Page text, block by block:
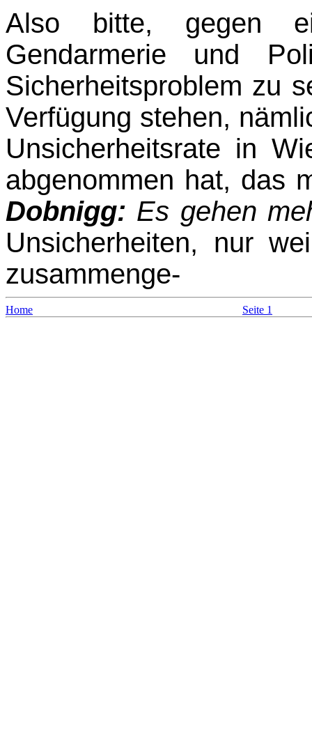
Also bitte, gegen
Gendarmerie und
Sicherheitsproblem zu
Verfügung stehen,
Unsicherheitsrate in
abge­nommen hat, das
Dobnigg: Es gehen
Unsicherheiten, nur
zusammenge-
Home Seite 1